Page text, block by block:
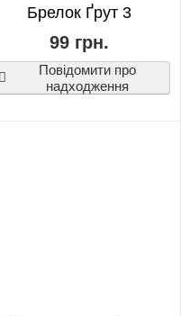
Брелок Ґрут 3
99 грн.
Повідомити про
надходження